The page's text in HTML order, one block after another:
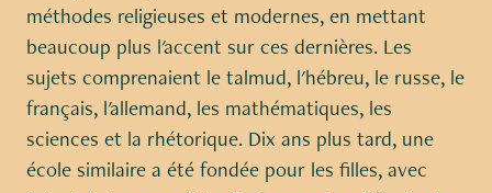
méthodes religieuses et modernes, en mettant
beaucoup plus l'accent sur ces dernières. Les
sujets comprenaient le talmud, l'hébreu, le russe, le
français, l'allemand, les mathématiques, les
sciences et la rhétorique. Dix ans plus tard, une
école similaire a été fondée pour les filles, avec